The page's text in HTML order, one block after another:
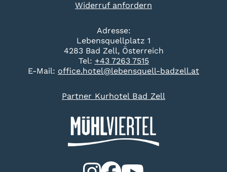
Adresse:
Lebensquellplatz 1
4283 Bad Zell, Österreich
Tel: +43 7263 7515
E-Mail: office.hotel@lebensquell-badzell.at
Partner Kurhotel Bad Zell
Widerruf anfordern